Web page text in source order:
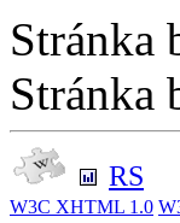
Stránka
Stránka
RS
W3C XHTML 1.0